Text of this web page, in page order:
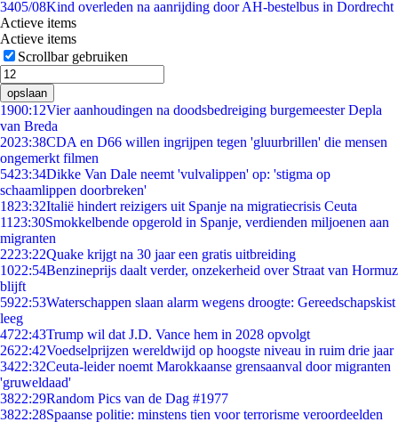
3405/08Kind overleden na aanrijding door AH-bestelbus in Dordrecht
Actieve items
Actieve items
Scrollbar gebruiken
opslaan
1900:12Vier aanhoudingen na doodsbedreiging burgemeester Depla
van Breda
2023:38CDA en D66 willen ingrijpen tegen 'gluurbrillen' die mensen
ongemerkt filmen
5423:34Dikke Van Dale neemt 'vulvalippen' op: 'stigma op
schaamlippen doorbreken'
1823:32Italië hindert reizigers uit Spanje na migratiecrisis Ceuta
11 23:30Smokkelbende opgerold in Spanje, verdienden miljoenen aan
migranten
2223:22Quake krijgt na 30 jaar een gratis uitbreiding
1022:54Benzineprijs daalt verder, onzekerheid over Straat van Hormuz
blijft
5922:53Waterschappen slaan alarm wegens droogte: Gereedschapskist
leeg
4722:43Trump wil dat J.D. Vance hem in 2028 opvolgt
2622:42Voedselprijzen wereldwijd op hoogste niveau in ruim drie jaar
3422:32Ceuta-leider noemt Marokkaanse grensaanval door migranten
'gruweldaad'
3822:29Random Pics van de Dag #1977
3822:28Spaanse politie: minstens tien voor terrorisme veroordeelden